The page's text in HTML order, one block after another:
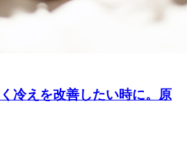
冷えを改善したい時に。原